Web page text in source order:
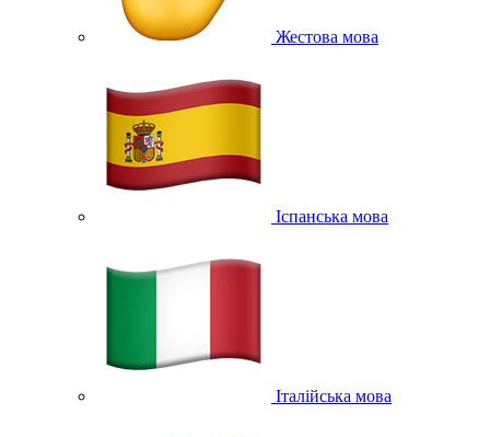
Жестова мова
Іспанська мова
Італійська мова